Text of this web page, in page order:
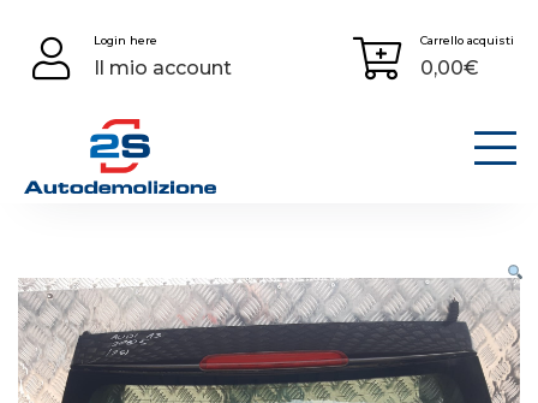
content
Login here
Il mio account
Carrello acquisti
0,00€